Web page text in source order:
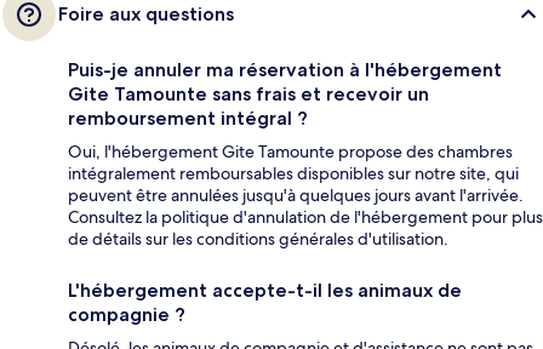
Foire aux questions
Puis-je annuler ma réservation à l'hébergement
Gite Tamounte sans frais et recevoir un
remboursement intégral ?
Oui, l'hébergement Gite Tamounte propose des chambres
intégralement remboursables disponibles sur notre site, qui
peuvent être annulées jusqu'à quelques jours avant l'arrivée.
Consultez la politique d'annulation de l'hébergement pour plus
de détails sur les conditions générales d'utilisation.
L'hébergement accepte-t-il les animaux de
compagnie ?